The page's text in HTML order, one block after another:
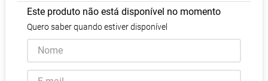
Este produto não está disponível no momento
Quero saber quando estiver disponível
8 Absorvente
9º Lavitan
10 º